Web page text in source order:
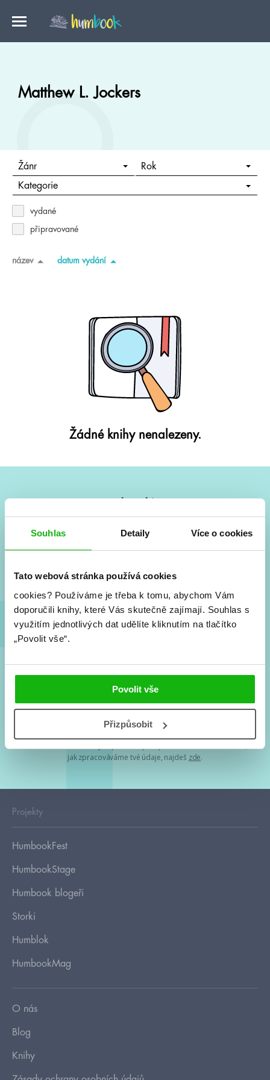
Souhlas Detaily Více o cookies
Tato webová stránka používá cookies
cookies? Používáme je třeba k tomu, abychom Vám
doporučili knihy, které Vás skutečně zajímají. Souhlas s
využitím jednotlivých dat udělíte kliknutím na tlačítko
„Povolit vše“.
Povolit vše
Přizpůsobit
Matthew L. Jockers
Žánr Rok
Kategorie
vydané
připravované
název datum vydání
Žádné knihy nenalezeny.
Vše kolem #youngadult každý měsíc rovnou do mailu!
a seriálové adaptace a další.
Souhlasím spodmínkami zpracování osobních údajů
Tvá e-mailová adresa je u nás v bezpečí. Přečti si
jak zpracováváme tvé údaje, najdeš zde.
Projekty
HumbookFest
HumbookStage
Humbook blogeři
Storki
Humblok
HumbookMag
O nás
Blog
Knihy